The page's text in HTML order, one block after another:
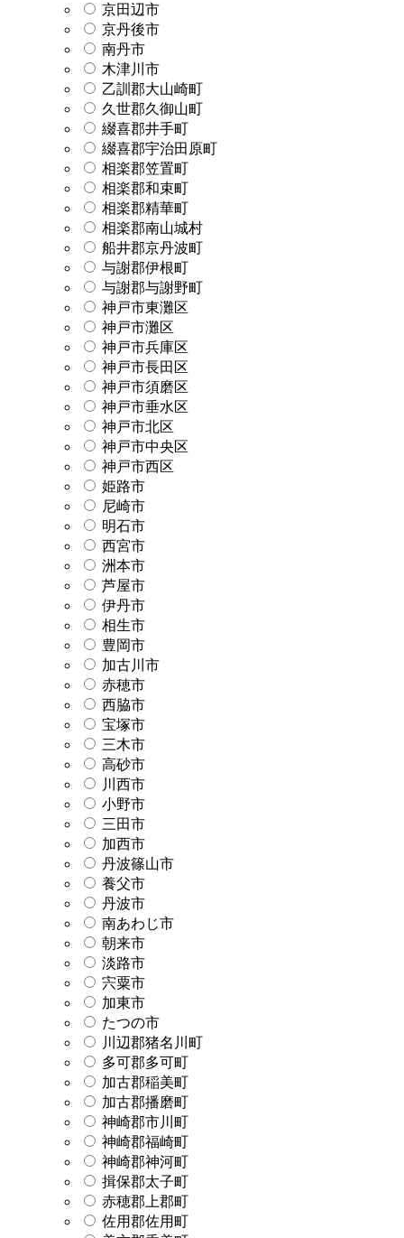
京田辺市
京丹後市
南丹市
木津川市
乙訓郡大山崎町
久世郡久御山町
綴喜郡井手町
綴喜郡宇治田原町
相楽郡笠置町
相楽郡和束町
相楽郡精華町
相楽郡南山城村
船井郡京丹波町
与謝郡伊根町
与謝郡与謝野町
神戸市東灘区
神戸市灘区
神戸市兵庫区
神戸市長田区
神戸市須磨区
神戸市垂水区
神戸市北区
神戸市中央区
神戸市西区
姫路市
尼崎市
明石市
西宮市
洲本市
芦屋市
伊丹市
相生市
豊岡市
加古川市
赤穂市
西脇市
宝塚市
三木市
高砂市
川西市
小野市
三田市
加西市
丹波篠山市
養父市
丹波市
南あわじ市
朝来市
淡路市
宍粟市
加東市
たつの市
川辺郡猪名川町
多可郡多可町
加古郡稲美町
加古郡播磨町
神崎郡市川町
神崎郡福崎町
神崎郡神河町
揖保郡太子町
赤穂郡上郡町
佐用郡佐用町